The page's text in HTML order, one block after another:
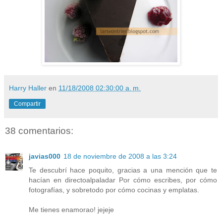
Harry Haller en 11/18/2008 02:30:00 a. m.
Compartir
38 comentarios:
javias000 18 de noviembre de 2008 a las 3:24
Te descubrí hace poquito, gracias a una mención que te
hacían en directoalpaladar Por cómo escribes, por cómo
fotografías, y sobretodo por cómo cocinas y emplatas.
Me tienes enamorao! jejeje